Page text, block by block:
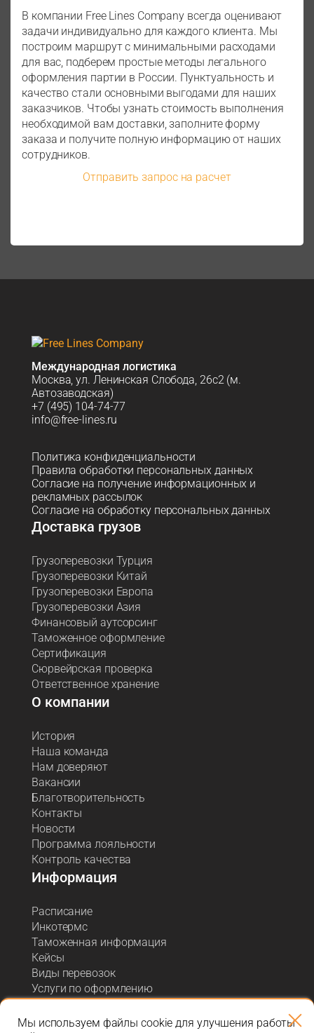
В компании Free Lines Company всегда оценивают
задачи индивидуально для каждого клиента. Мы
построим маршрут с минимальными расходами
для вас, подберем простые методы легального
оформления партии в России. Пунктуальность и
качество стали основными выгодами для наших
заказчиков. Чтобы узнать стоимость выполнения
необходимой вам доставки, заполните форму
заказа и получите полную информацию от наших
сотрудников.
Отправить запрос на расчет
Международная логистика
Москва, ул. Ленинская Слобода, 26с2 (м.
Автозаводская)
+7 (495) 104-74-77
info@free-lines.ru
Политика конфиденциальности
Правила обработки персональных данных
Согласие на получение информационных и
рекламных рассылок
Согласие на обработку персональных данных
Доставка грузов
Грузоперевозки Турция
Грузоперевозки Китай
Грузоперевозки Европа
Грузоперевозки Азия
Финансовый аутсорсинг
Таможенное оформление
Сертификация
Сюрвейрская проверка
Ответственное хранение
О компании
История
Наша команда
Нам доверяют
Вакансии
Благотворительность
Контакты
Новости
Программа лояльности
Контроль качества
Информация
Расписание
Инкотермс
Таможенная информация
Кейсы
Виды перевозок
Услуги по оформлению
Акции и спецпредложения
Блог о логистике
Мы используем файлы cookie для улучшения работы